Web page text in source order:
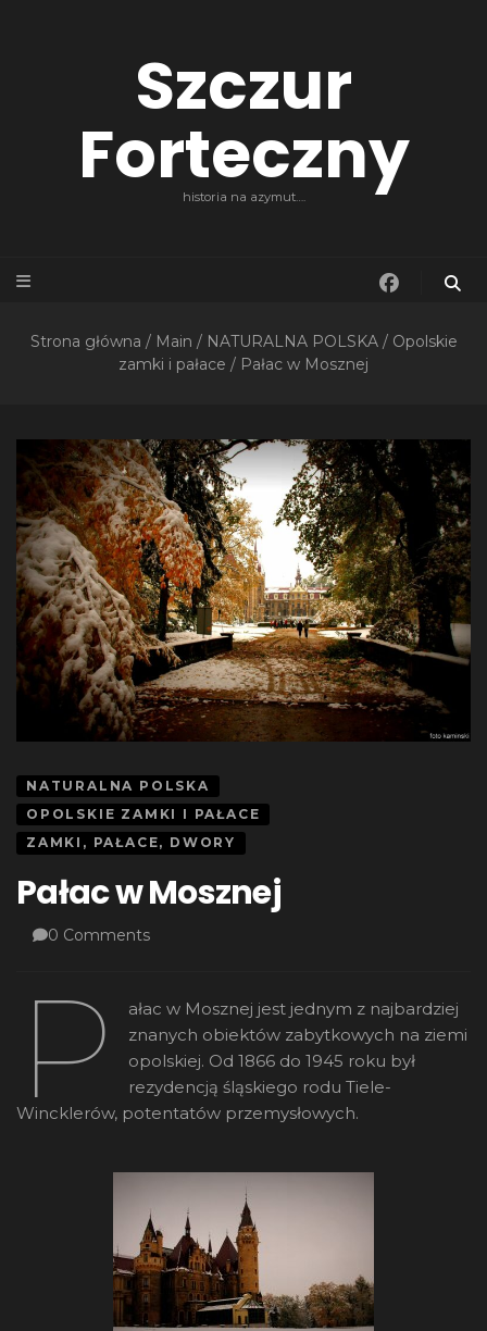
Szczur
Forteczny
historia na azymut….
Strona główna / Main / NATURALNA POLSKA / Opolskie
zamki i pałace / Pałac w Mosznej
NATURALNA POLSKA
OPOLSKIE ZAMKI I PAŁACE
ZAMKI, PAŁACE, DWORY
Pałac w Mosznej
0 Comments
P
ałac w Mosznej jest jednym z najbardziej
znanych obiektów zabytkowych na ziemi
opolskiej. Od 1866 do 1945 roku był
rezydencją śląskiego rodu Tiele-
Wincklerów, potentatów przemysłowych.